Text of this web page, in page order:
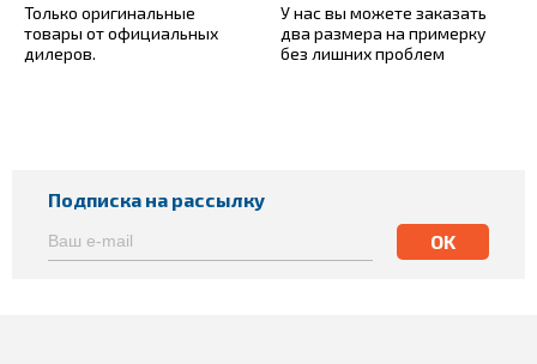
Только оригинальные
товары от официальных
дилеров.
У нас вы можете заказать
два размера на примерку
без лишних проблем
Подписка на рассылку